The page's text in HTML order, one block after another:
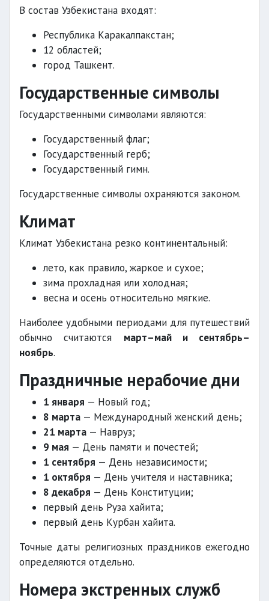
В состав Узбекистана входят:
Республика Каракалпакстан;
12 областей;
город Ташкент.
Государственные символы
Государственными символами являются:
Государственный флаг;
Государственный герб;
Государственный гимн.
Государственные символы охраняются законом.
Климат
Климат Узбекистана резко континентальный:
лето, как правило, жаркое и сухое;
зима прохладная или холодная;
весна и осень относительно мягкие.
Наиболее удобными периодами для путешествий
обычно считаются март–май и сентябрь–
ноябрь.
Праздничные нерабочие дни
1 января — Новый год;
8 марта — Международный женский день;
21 марта — Навруз;
9 мая — День памяти и почестей;
1 сентября — День независимости;
1 октября — День учителя и наставника;
8 декабря — День Конституции;
первый день Руза хайита;
первый день Курбан хайита.
Точные даты религиозных праздников ежегодно
определяются отдельно.
Номера экстренных служб